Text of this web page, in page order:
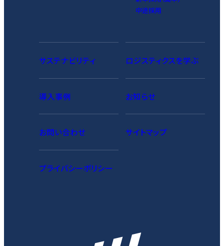
中途採用
サステナビリティ ロジスティクスを学ぶ
導入事例 お知らせ
お問い合わせ サイトマップ
プライバシーポリシー